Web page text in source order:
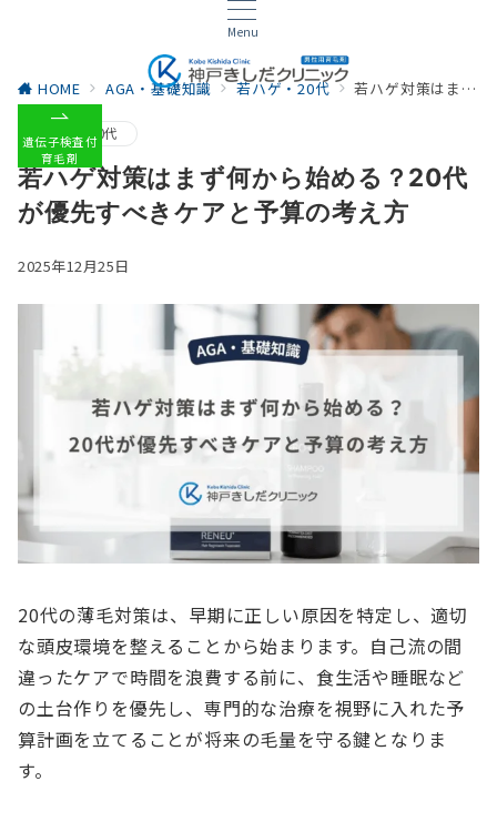
Menu
遺伝子検査付
育毛剤
HOME AGA・基礎知識 若ハゲ・20代 若ハゲ対策はまず何から始める？20代が優先すべきケアと予算の考え方
若ハゲ・20代
若ハゲ対策はまず何から始める？20代
が優先すべきケアと予算の考え方
2025年12月25日
20代の薄毛対策は、早期に正しい原因を特定し、適切
な頭皮環境を整えることから始まります。自己流の間
違ったケアで時間を浪費する前に、食生活や睡眠など
の土台作りを優先し、専門的な治療を視野に入れた予
算計画を立てることが将来の毛量を守る鍵となりま
す。